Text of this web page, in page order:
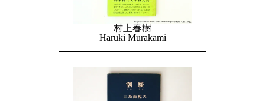
村上春樹
Haruki Murakami